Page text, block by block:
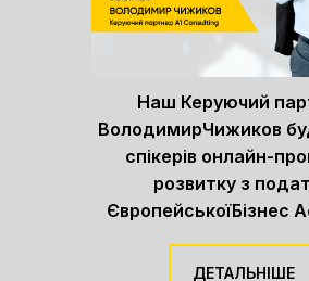
Наш Керуючий
ВолодимирЧижиков
спікерів онлайн-
розвитку з
ЄвропейськоїБізнес
ДЕТАЛЬНІШЕ